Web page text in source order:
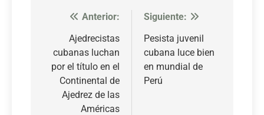
Navegación
entradas
Anterior:
Ajedrecistas
cubanas luchan
por el título en el
Continental de
Ajedrez de las
Américas
Siguiente:
Pesista juvenil
cubana luce bien
en mundial de
Perú